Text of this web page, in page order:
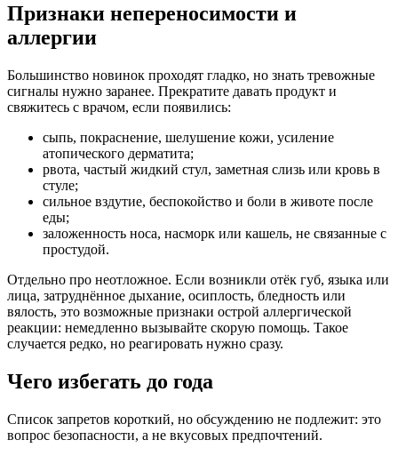
Признаки непереносимости и
аллергии
Большинство новинок проходят гладко, но знать тревожные
сигналы нужно заранее. Прекратите давать продукт и
свяжитесь с врачом, если появились:
сыпь, покраснение, шелушение кожи, усиление
атопического дерматита;
рвота, частый жидкий стул, заметная слизь или кровь в
стуле;
сильное вздутие, беспокойство и боли в животе после
еды;
заложенность носа, насморк или кашель, не связанные с
простудой.
Отдельно про неотложное. Если возникли отёк губ, языка или
лица, затруднённое дыхание, осиплость, бледность или
вялость, это возможные признаки острой аллергической
реакции: немедленно вызывайте скорую помощь. Такое
случается редко, но реагировать нужно сразу.
Чего избегать до года
Список запретов короткий, но обсуждению не подлежит: это
вопрос безопасности, а не вкусовых предпочтений.